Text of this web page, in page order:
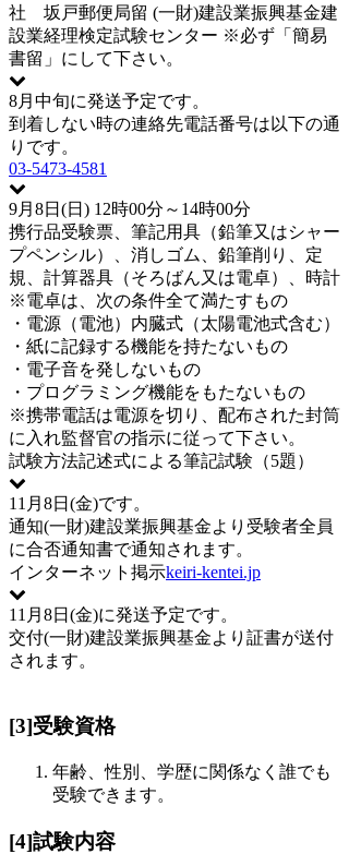
社 坂戸郵便局留 (一財)建設業振興基金建
設業経理検定試験センター ※必ず「簡易
書留」にして下さい。
8月中旬に発送予定です。
到着しない時の連絡先電話番号は以下の通
りです。
03-5473-4581
9月8日(日) 12時00分～14時00分
携行品受験票、筆記用具（鉛筆又はシャー
プペンシル）、消しゴム、鉛筆削り、定
規、計算器具（そろばん又は電卓）、時計
※電卓は、次の条件全て満たすもの
・電源（電池）内臓式（太陽電池式含む）
・紙に記録する機能を持たないもの
・電子音を発しないもの
・プログラミング機能をもたないもの
※携帯電話は電源を切り、配布された封筒
に入れ監督官の指示に従って下さい。
試験方法記述式による筆記試験（5題）
11月8日(金)です。
通知(一財)建設業振興基金より受験者全員
に合否通知書で通知されます。
インターネット掲示keiri-kentei.jp
11月8日(金)に発送予定です。
交付(一財)建設業振興基金より証書が送付
されます。
[3]受験資格
年齢、性別、学歴に関係なく誰でも
受験できます。
[4]試験内容